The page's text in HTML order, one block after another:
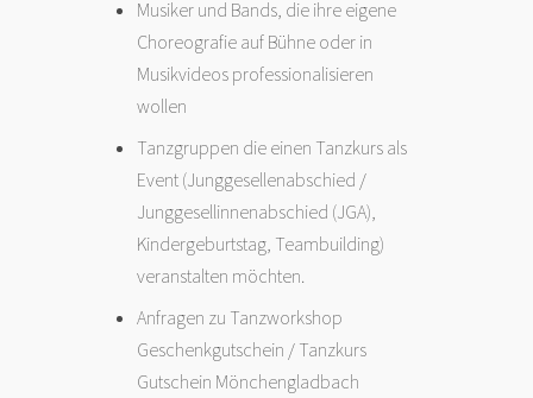
Musiker und Bands, die ihre eigene
Choreografie auf Bühne oder in
Musikvideos professionalisieren
wollen
Tanzgruppen die einen Tanzkurs als
Event (Junggesellenabschied /
Junggesellinnenabschied (JGA),
Kindergeburtstag, Teambuilding)
veranstalten möchten.
Anfragen zu Tanzworkshop
Geschenkgutschein / Tanzkurs
Gutschein Mönchengladbach